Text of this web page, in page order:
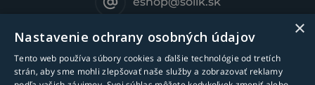
×
Nastavenie ochrany osobných údajov
Tento web používa súbory cookies a ďalšie technológie od tretích
strán, aby sme mohli zlepšovať naše služby a zobrazovať reklamy